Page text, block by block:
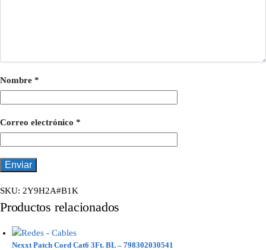
Nombre *
Correo electrónico *
SKU: 2Y9H2A#B1K
Productos relacionados
Nexxt Patch Cord Cat6 3Ft. BL – 798302030541